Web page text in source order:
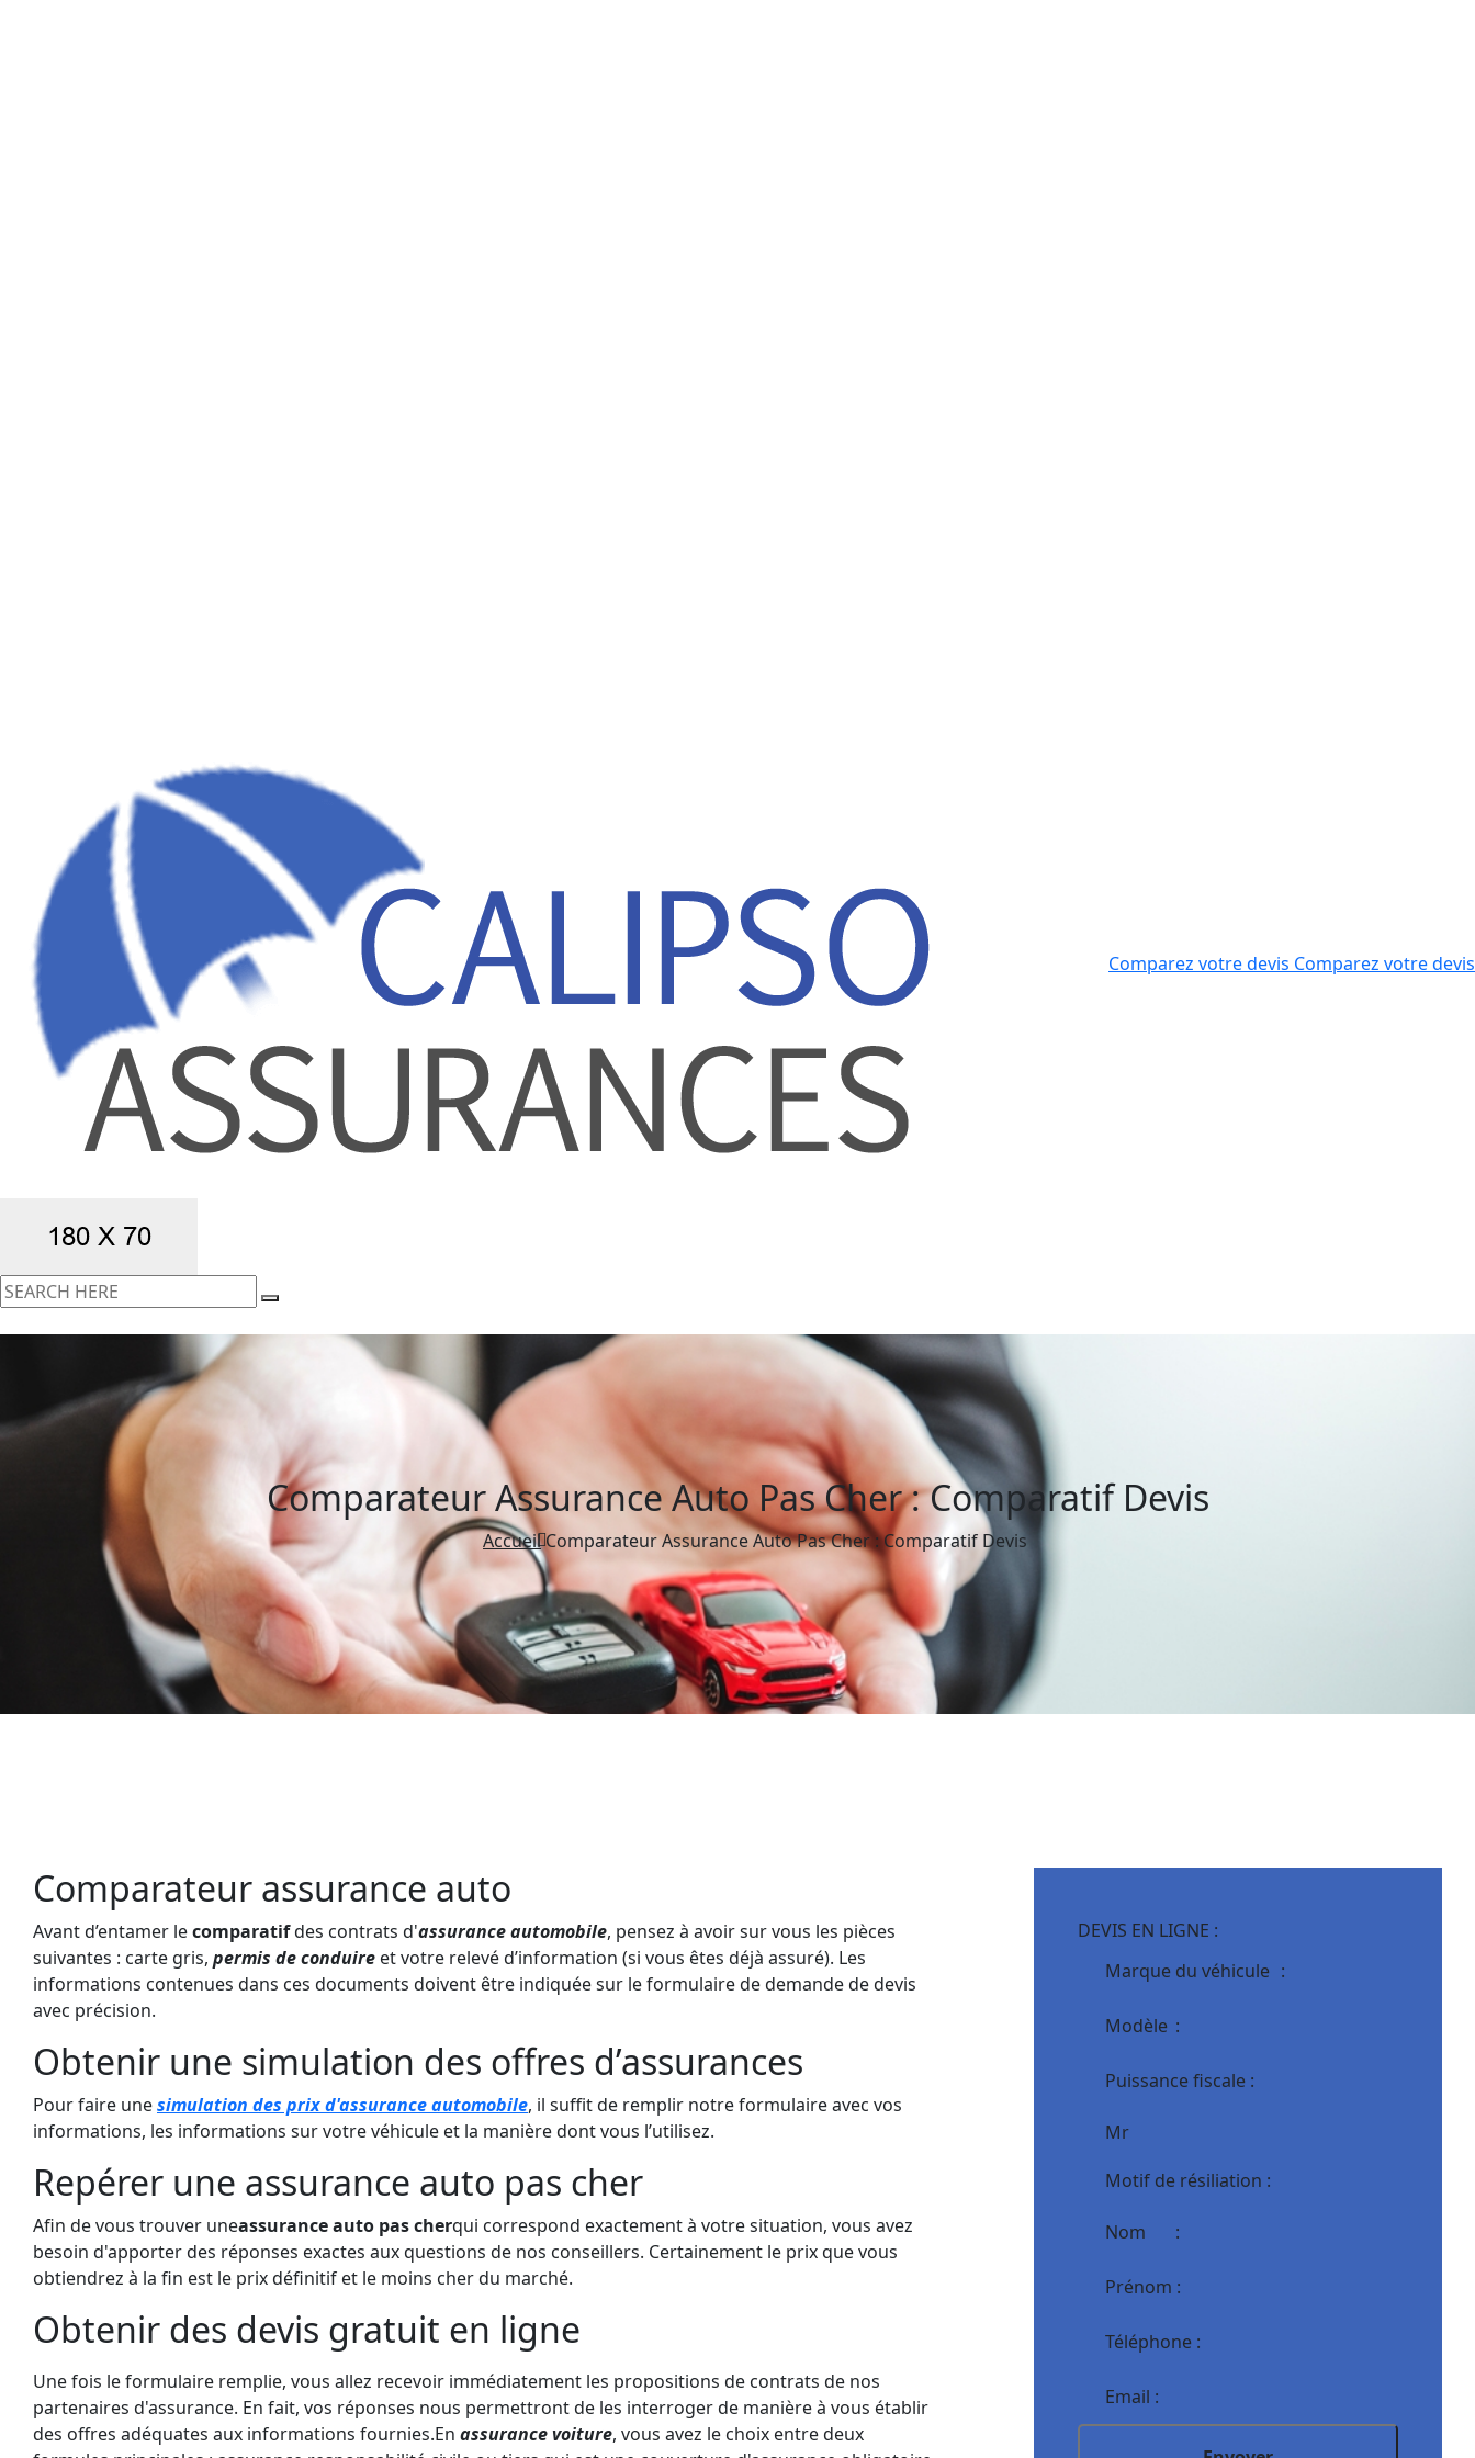
Comparez votre devis Comparez votre devis
Comparateur Assurance Auto Pas Cher : Comparatif Devis
AccueilComparateur Assurance Auto Pas Cher : Comparatif Devis
Comparateur assurance auto
Avant d’entamer lecomparatifdes contrats d'assurance automobile, pensez à avoir sur vous les pièces
suivantes : carte gris, permis de conduire et votre relevé d’information (si vous êtes déjà assuré). Les
informations contenues dans ces documents doivent être indiquée sur le formulaire de demande de devis
avec précision.
Obtenir une simulation des offres d’assurances
Pour faire unesimulation des prix d'assurance automobile, il suffit de remplir notre formulaire avec vos
informations, les informations sur votre véhicule et la manière dont vous l’utilisez.
Repérer une assurance auto pas cher
Afin de vous trouver uneassurance auto pas cherqui correspond exactement à votre situation, vous avez
besoin d'apporter des réponses exactes aux questions de nos conseillers. Certainement le prix que vous
obtiendrez à la fin est le prix définitif et le moins cher du marché.
Obtenir des devis gratuit en ligne
Une fois le formulaire remplie, vous allez recevoir immédiatement les propositions de contrats de nos
partenaires d'assurance. En fait, vos réponses nous permettront de les interroger de manière à vous établir
des offres adéquates aux informations fournies.En assurance voiture, vous avez le choix entre deux
DEVIS EN LIGNE :